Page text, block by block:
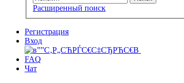
Расширенный поиск
Регистрация
Вход
FAQ
Чат